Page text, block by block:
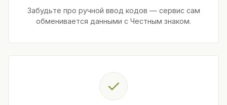
Забудьте про ручной ввод кодов — сервис сам
обменивается данными с Честным знаком.
✓